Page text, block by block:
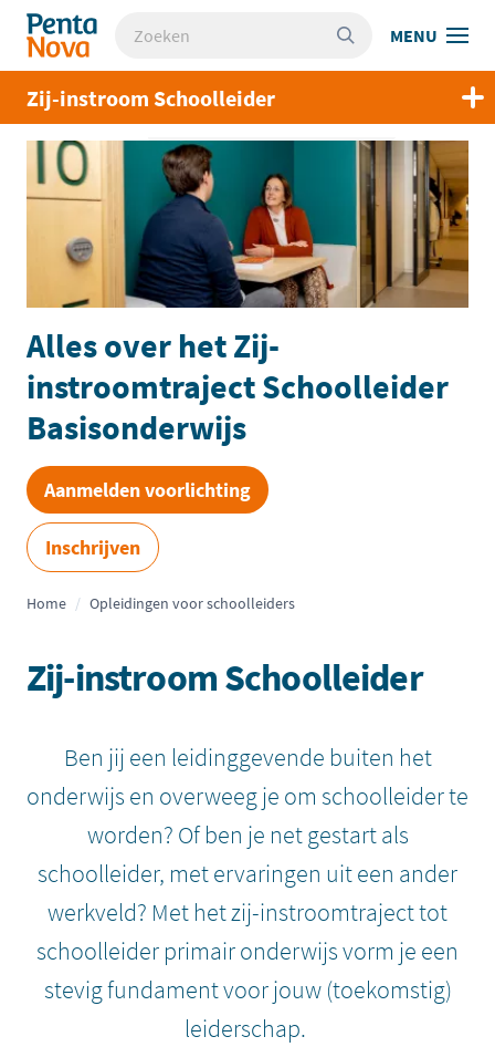
Overslaan
naar
inhoud
gaan
Pentanova - Academie voor schoolleiderschap
Zoeken MENU
Zij-instroom Schoolleider
Alles over het Zij-
instroomtraject Schoolleider
Basisonderwijs
Aanmelden voorlichting
Inschrijven
Home / Opleidingen voor schoolleiders
Zij-instroom Schoolleider
Ben jij een leidinggevende buiten het
onderwijs en overweeg je om schoolleider te
worden? Of ben je net gestart als
schoolleider, met ervaringen uit een ander
werkveld? Met het zij-instroomtraject tot
schoolleider primair onderwijs vorm je een
stevig fundament voor jouw (toekomstig)
leiderschap.